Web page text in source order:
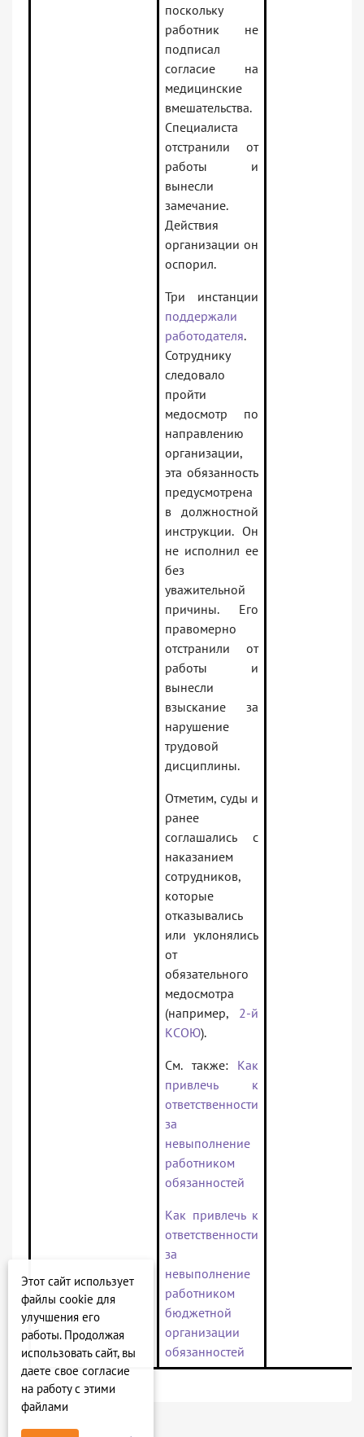
поскольку
работник не
подписал
согласие на
медицинские
вмешательства.
Специалиста
отстранили от
работы и
вынесли
замечание.
Действия
организации он
оспорил.
Три инстанции
поддержали
работодателя.
Сотруднику
следовало
пройти
медосмотр по
направлению
организации,
эта обязанность
предусмотрена
в должностной
инструкции. Он
не исполнил ее
без
уважительной
причины. Его
правомерно
отстранили от
работы и
вынесли
взыскание за
нарушение
трудовой
дисциплины.
Отметим, суды и
ранее
соглашались с
наказанием
сотрудников,
которые
отказывались
или уклонялись
от
обязательного
медосмотра
(например, 2-й
КСОЮ).
См. также: Как
привлечь к
ответственности
за
невыполнение
работником
обязанностей
Как привлечь к
ответственности
за
невыполнение
работником
бюджетной
организации
обязанностей
Этот сайт использует
файлы cookie для
улучшения его
работы. Продолжая
использовать сайт, вы
даете свое согласие
на работу с этими
файлами